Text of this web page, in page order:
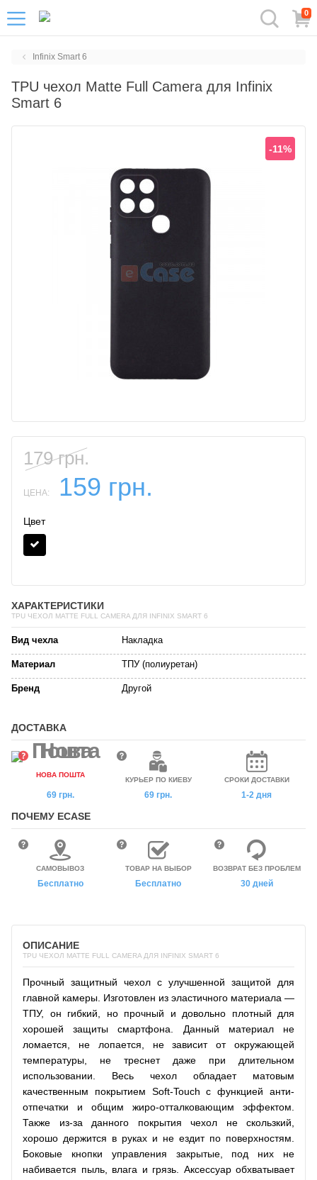
0
Infinix Smart 6
TPU чехол Matte Full Camera для Infinix
Smart 6
-11%
179 грн.
ЦЕНА: 159 грн.
Цвет
ХАРАКТЕРИСТИКИ
TPU ЧЕХОЛ MATTE FULL CAMERA ДЛЯ INFINIX SMART 6
Вид чехла Накладка
Материал ТПУ (полиуретан)
Бренд Другой
ДОСТАВКА
НОВА ПОШТА
69 грн.
КУРЬЕР ПО КИЕВУ
69 грн.
СРОКИ ДОСТАВКИ
1-2 дня
ПОЧЕМУ ECASE
САМОВЫВОЗ
Бесплатно
ТОВАР НА ВЫБОР
Бесплатно
ВОЗВРАТ БЕЗ ПРОБЛЕМ
30 дней
ОПИСАНИЕ
TPU ЧЕХОЛ MATTE FULL CAMERA ДЛЯ INFINIX SMART 6
Прочный защитный чехол с улучшенной защитой для
главной камеры. Изготовлен из эластичного материала —
ТПУ, он гибкий, но прочный и довольно плотный для
хорошей защиты смартфона. Данный материал не
ломается, не лопается, не зависит от окружающей
температуры, не треснет даже при длительном
использовании. Весь чехол обладает матовым
качественным покрытием Soft-Touch с функцией анти-
отпечатки и общим жиро-отталковающим эффектом.
Также из-за данного покрытия чехол не скользкий,
хорошо держится в руках и не ездит по поверхностям.
Боковые кнопки управления закрытые, под них не
набивается пыль, влага и грязь. Аксессуар обхватывает